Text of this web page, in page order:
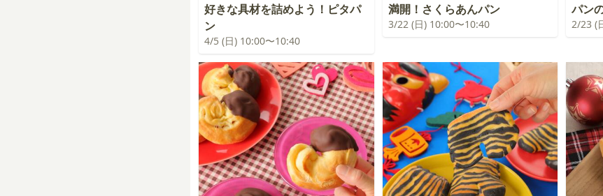
好きな具材を詰めよう！ピタパ
ン
4/5 (日) 10:00〜10:40
満開！さくらあんパン
3/22 (日) 10:00〜10:40
パン
2/23 (